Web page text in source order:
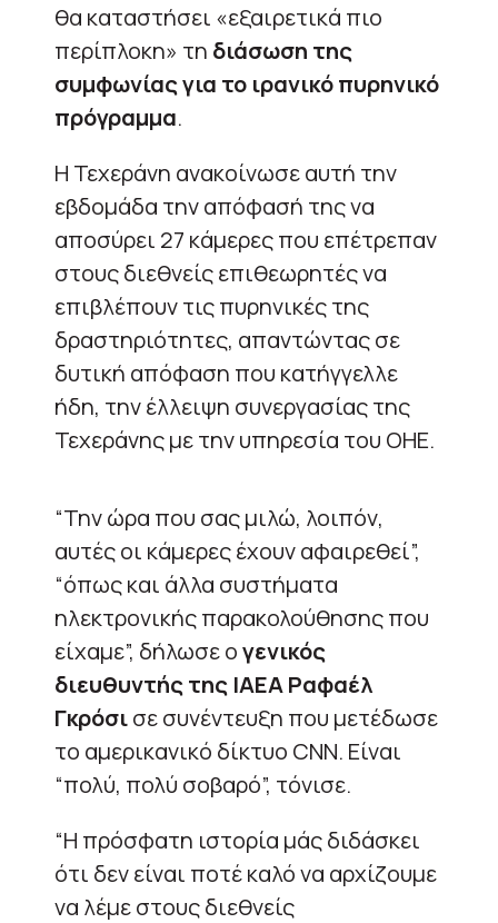
θα καταστήσει «εξαιρετικά πιο
περίπλοκη» τη διάσωση της
συμφωνίας για το ιρανικό πυρηνικό
πρόγραμμα.
Η Τεχεράνη ανακοίνωσε αυτή την
εβδομάδα την απόφασή της να
αποσύρει 27 κάμερες που επέτρεπαν
στους διεθνείς επιθεωρητές να
επιβλέπουν τις πυρηνικές της
δραστηριότητες, απαντώντας σε
δυτική απόφαση που κατήγγελλε
ήδη, την έλλειψη συνεργασίας της
Τεχεράνης με την υπηρεσία του ΟΗΕ.
“Την ώρα που σας μιλώ, λοιπόν,
αυτές οι κάμερες έχουν αφαιρεθεί”,
“όπως και άλλα συστήματα
ηλεκτρονικής παρακολούθησης που
είχαμε”, δήλωσε ογενικός
διευθυντής της ΙΑΕΑ Ραφαέλ
Γκρόσισε συνέντευξη που μετέδωσε
το αμερικανικό δίκτυο CNN. Είναι
“πολύ, πολύ σοβαρό”, τόνισε.
“Η πρόσφατη ιστορία μάς διδάσκει
ότι δεν είναι ποτέ καλό να αρχίζουμε
να λέμε στους διεθνείς